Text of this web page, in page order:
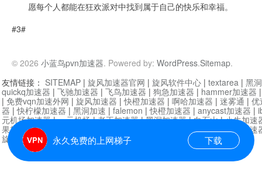
愿每个人都能在狂欢派对中找到属于自己的快乐和幸福。
#3#
© 2026 小蓝鸟pvn加速器. Powered by: WordPress.Sitemap.
永久免费的上网梯子 下载
友情链接： SITEMAP | 旋风加速器官网 | 旋风软件中心 | textarea | 黑
quickq加速器 | 飞驰加速器 | 飞鸟加速器 | 狗急加速器 | hammer加速器
| 免费vqn加速外网 | 旋风加速器 |快橙加速器 | 啊哈加速器 | 迷雾通 | 优
器 |快柠檬加速器 | 黑洞加速 | falemon |快橙加速器 | anycast加速器 |
元机场加速器|一元机场|老王加速器|黑洞加速器|白石山|小牛加速
果加速器|黑洞加速 海鸥加速器|芒果加速
旋风加速器度器|哔咔漫画 |PicACG